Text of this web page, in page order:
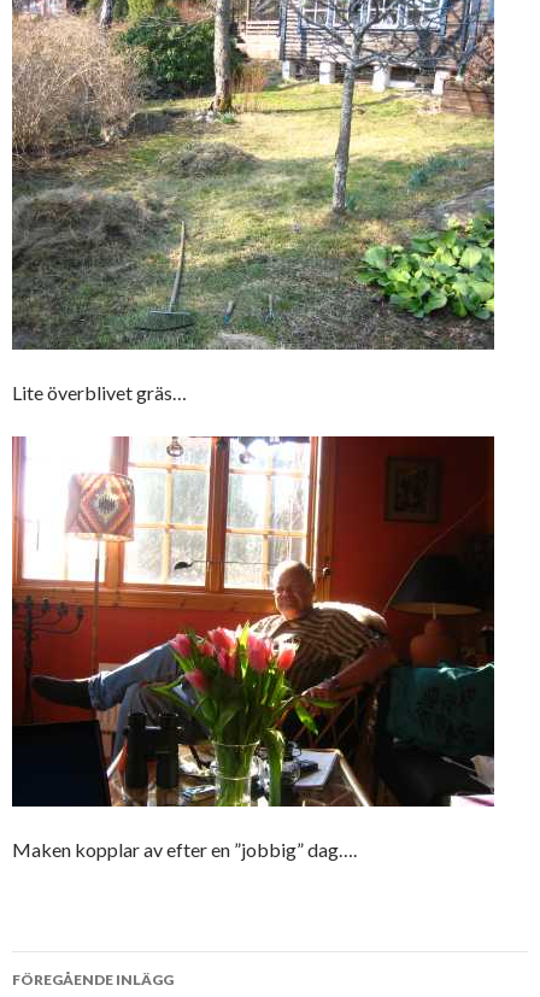
Lite överblivet gräs…
Maken kopplar av efter en ”jobbig” dag….
Inläggsnavigering
FÖREGÅENDE INLÄGG